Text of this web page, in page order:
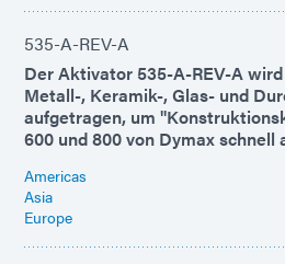
535-A-REV-A
Der Aktivator 535-A-REV-A
Metall-, Keramik-, Glas- und
aufgetragen, um
600 und 800 von Dymax schnell
Americas
Asia
Europe